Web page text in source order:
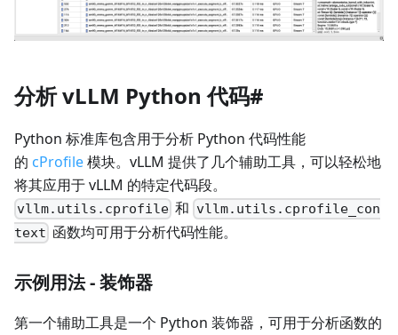
分析 vLLM Python 代码#
Python 标准库包含用于分析 Python 代码性能
的 cProfile模块。vLLM 提供了几个辅助工具，可以轻松地
将其应用于 vLLM 的特定代码段。
vllm.utils.cprofile 和 vllm.utils.cprofile_con
text 函数均可用于分析代码性能。
示例用法 - 装饰器
第一个辅助工具是一个 Python 装饰器，可用于分析函数的